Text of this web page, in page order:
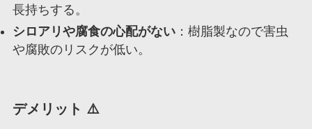
長持ちする。
シロアリや腐食の心配がない：樹脂製なので害虫
や腐敗のリスクが低い。
デメリット ⚠️